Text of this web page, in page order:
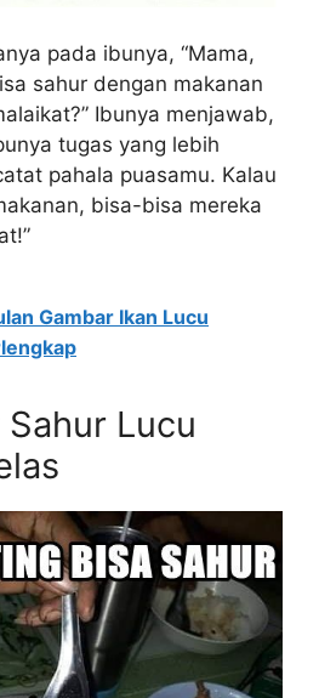
pada ibunya, “Mama,
sahur dengan makanan
Ibunya menjawab,
tugas yang lebih
pahala puasamu. Kalau
bisa-bisa mereka
Gambar Ikan Lucu
Lucu